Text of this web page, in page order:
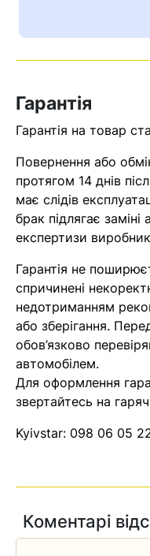
Помилка:
Оператор
Гарантія
Гарантія на товар
Повернення або
протягом 14 днів
має слідів
брак підлягає
експертизи
Гарантія не
спричинені
недотриманням
або зберігання.
обов’язково
автомобілем.
Для оформлення
звертайтесь на
Kyivstar: 098 06 05
Коментарі